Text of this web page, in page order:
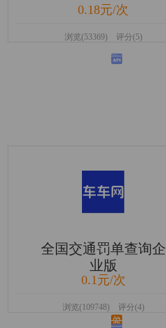
0.18元/次
浏览(53369) 评分(5)
全国交通罚单查询企
业版
0.1元/次
浏览(109748) 评分(4)